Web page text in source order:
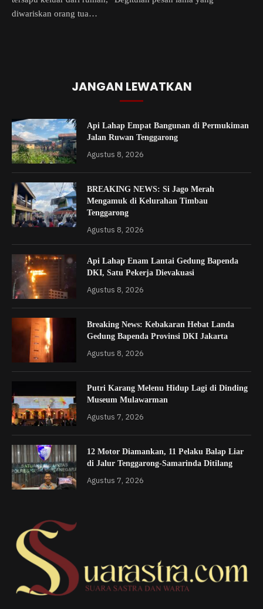
diwariskan orang tua…
JANGAN LEWATKAN
Api Lahap Empat Bangunan di Permukiman
Jalan Ruwan Tenggarong
Agustus 8, 2026
BREAKING NEWS: Si Jago Merah
Mengamuk di Kelurahan Timbau
Tenggarong
Agustus 8, 2026
Api Lahap Enam Lantai Gedung Bapenda
DKI, Satu Pekerja Dievakuasi
Agustus 8, 2026
Breaking News: Kebakaran Hebat Landa
Gedung Bapenda Provinsi DKI Jakarta
Agustus 8, 2026
Putri Karang Melenu Hidup Lagi di Dinding
Museum Mulawarman
Agustus 7, 2026
12 Motor Diamankan, 11 Pelaku Balap Liar
di Jalur Tenggarong-Samarinda Ditilang
Agustus 7, 2026